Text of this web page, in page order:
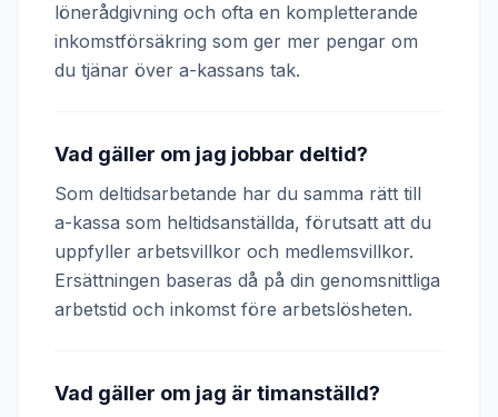
lönerådgivning och ofta en kompletterande
inkomstförsäkring som ger mer pengar om
du tjänar över a-kassans tak.
Vad gäller om jag jobbar deltid?
Som deltidsarbetande har du samma rätt till
a-kassa som heltidsanställda, förutsatt att du
uppfyller arbetsvillkor och medlemsvillkor.
Ersättningen baseras då på din genomsnittliga
arbetstid och inkomst före arbetslösheten.
Vad gäller om jag är timanställd?